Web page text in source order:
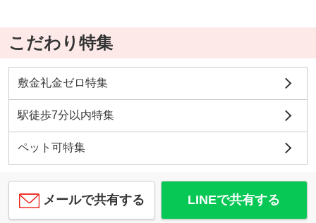
こだわり特集
敷金礼金ゼロ特集
駅徒歩7分以内特集
ペット可特集
メールで共有する LINEで共有する